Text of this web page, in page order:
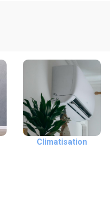
Climatisation